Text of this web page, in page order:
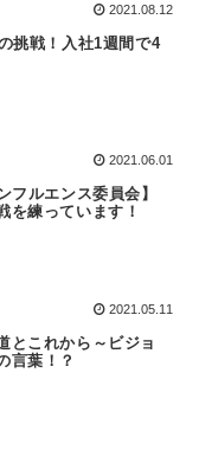
2021.08.12
挑戦！入社1週間で4
2021.06.01
フルエンス委員会】
を練っています！
2021.05.11
とこれから～ビジョ
言葉！？